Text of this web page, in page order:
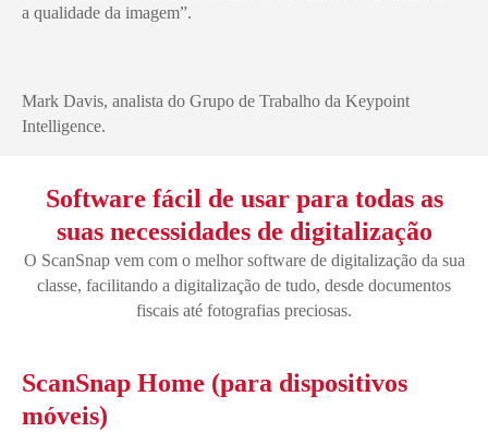
a qualidade da imagem”.
Mark Davis, analista do Grupo de Trabalho da Keypoint
Intelligence.
Software fácil de usar para todas as
suas necessidades de digitalização
O ScanSnap vem com o melhor software de digitalização da sua
classe, facilitando a digitalização de tudo, desde documentos
fiscais até fotografias preciosas.
ScanSnap Home (para dispositivos
móveis)